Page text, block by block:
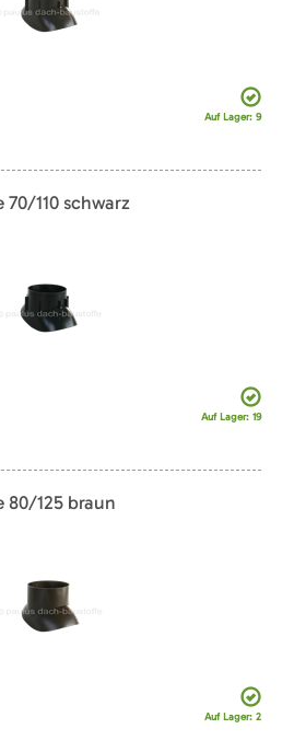
Auf Lager: 9
110 schwarz
Auf Lager: 19
80/125 braun
Auf Lager: 2